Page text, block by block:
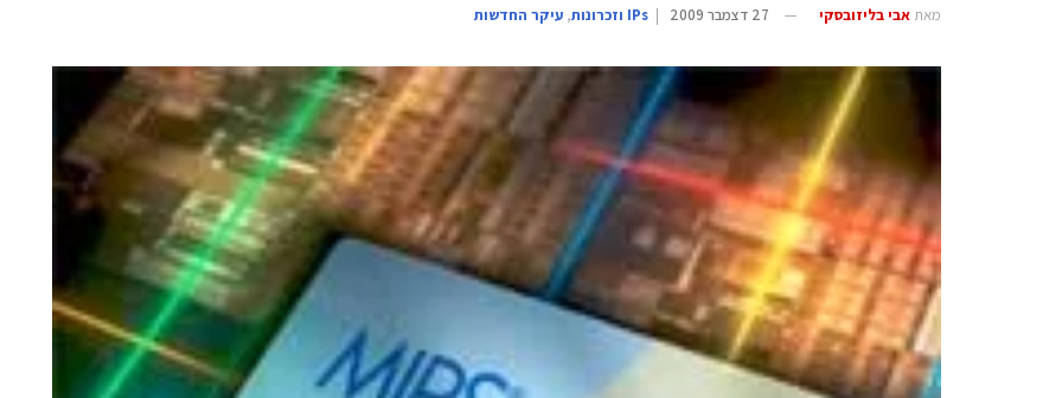
מאת אבי בליזובסקי 27 דצמבר 2009 |
, עיקר החדשות